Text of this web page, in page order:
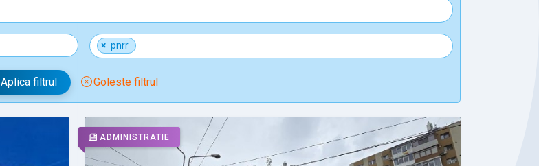
× pnrr
Aplica filtrul Goleste filtrul
ADMINISTRATIE